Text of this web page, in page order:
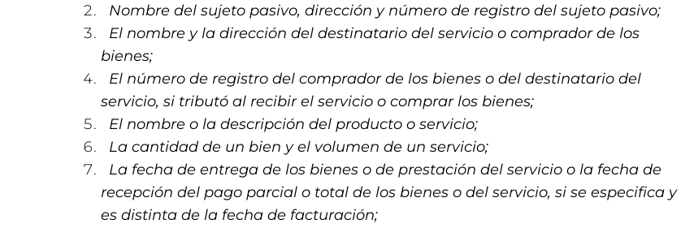
Nombre del sujeto pasivo, dirección y número de registro del sujeto pasivo;
El nombre y la dirección del destinatario del servicio o comprador de los
bienes;
El número de registro del comprador de los bienes o del destinatario del
servicio, si tributó al recibir el servicio o comprar los bienes;
El nombre o la descripción del producto o servicio;
La cantidad de un bien y el volumen de un servicio;
La fecha de entrega de los bienes o de prestación del servicio o la fecha de
recepción del pago parcial o total de los bienes o del servicio, si se especifica y
es distinta de la fecha de facturación;